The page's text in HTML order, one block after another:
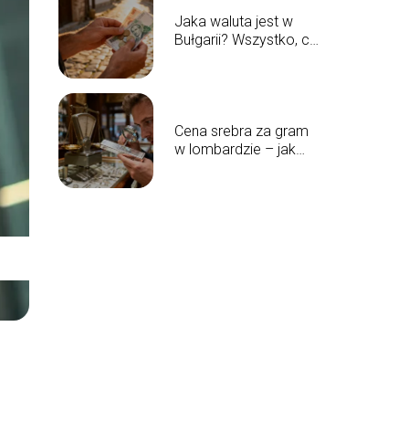
Jaka waluta jest w
Bułgarii? Wszystko, co
Cena srebra za gram
w lombardzie – jak